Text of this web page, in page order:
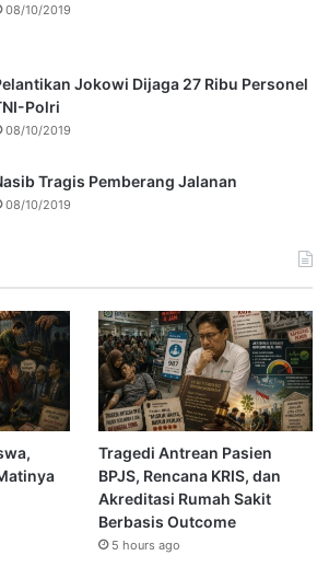
08/10/2019
Jokowi Dijaga 27 Ribu Personel
Polri
08/10/2019
Tragis Pemberang Jalanan
08/10/2019
Tragedi Antrean Pasien
BPJS, Rencana KRIS, dan
Akreditasi Rumah Sakit
Berbasis Outcome
5 hours ago